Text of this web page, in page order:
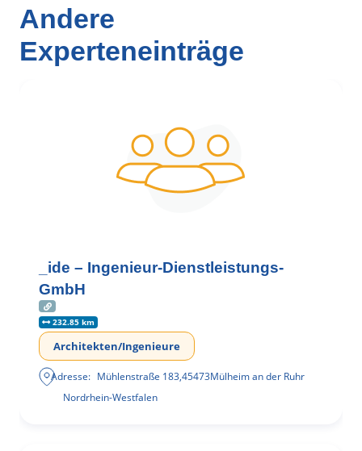
Andere
Experteneinträge
_ide – Ingenieur-Dienstleistungs-
GmbH
232.85 km
Architekten/Ingenieure
Adresse: Mühlenstraße 183,45473Mülheim an der Ruhr
Nordrhein-Westfalen